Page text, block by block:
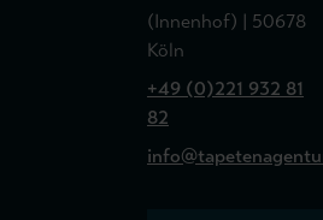
(Innenhof) | 50678
Köln
+49 (0)221 932 81
82